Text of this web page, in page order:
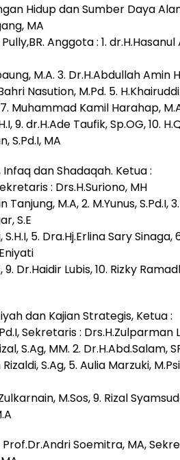
Hidup dan Sumber Daya
MA
Anggota : 1. dr.H.Hasanul
M.A. 3. Dr.H.Abdullah Amin
Nasution, M.Pd. 5.
Muhammad Kamil Harahap,
9. dr.H.Ade Taufik, Sp.OG, 10.
S.Pd.I, MA
Infaq dan Shadaqah. Ketua :
: Drs.H.Suriono, MH
M.A, 2. M.Yunus, S.Pd.I, 3.
S.E
5. Dra.Hj.Erlina Sary Sinaga,
Dr.Haidir Lubis, 10. Rizky
dan Kajian Strategis, Ketua :
Sekretaris : Drs.H.Zulparman
S.Ag, MM. 2. Dr.H.Abd.Salam,
S.Ag, 5. Aulia Marzuki,
M.Sos, 9. Rizal
Prof.Dr.Andri Soemitra, MA,